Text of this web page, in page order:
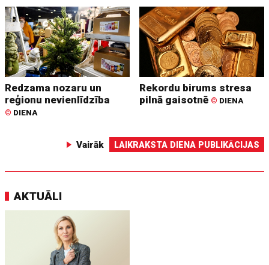
Redzama nozaru un
reģionu nevienlīdzība
© DIENA
Rekordu birums stresa
pilnā gaisotnē © DIENA
Vairāk LAIKRAKSTA DIENA PUBLIKĀCIJAS
AKTUĀLI